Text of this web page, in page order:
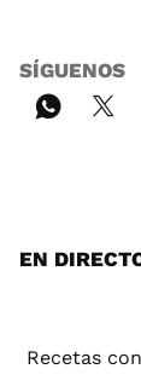
SÍGUENOS
EN
Recetas